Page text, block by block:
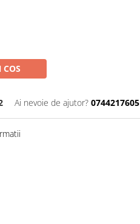
Ai nevoie de ajutor? 0744217605